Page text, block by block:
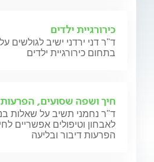
כירורגיית ילדים
ד"ר דני ירדני ישיב לגולשים
בתחום כירורגיית ילדים
חיך ושפה שסועים, הפרעות
ד"ר נחמני תשיב על שאלות
לאבחון וטיפולים אפשריים
הפרעות דיבור ובליעה